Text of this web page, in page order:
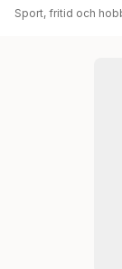
Sport, fritid och